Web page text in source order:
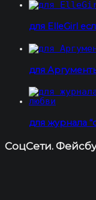
для ElleGirl
для
для журнала
СоцСети.